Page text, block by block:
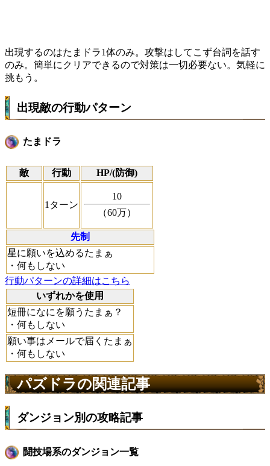
出現するのはたまドラ1体のみ。攻撃はしてこず台詞を話す
のみ。簡単にクリアできるので対策は一切必要ない。気軽に
挑もう。
出現敵の行動パターン
たまドラ
敵 行動 HP/(防御)
1ターン
10
（60万）
先制
星に願いを込めるたまぁ
・何もしない
行動パターンの詳細はこちら
いずれかを使用
短冊になにを願うたまぁ？
・何もしない
願い事はメールで届くたまぁ
・何もしない
パズドラの関連記事
ダンジョン別の攻略記事
闘技場系のダンジョン一覧